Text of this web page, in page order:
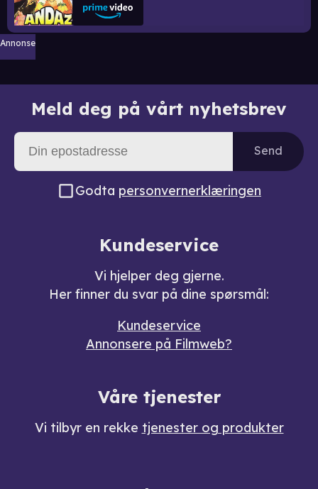
Annonse
Meld deg på vårt nyhetsbrev
Send
Godta personvernerklæringen
Kundeservice
Vi hjelper deg gjerne.
Her finner du svar på dine spørsmål:
Kundeservice
Annonsere på Filmweb?
Våre tjenester
Vi tilbyr en rekke tjenester og produkter